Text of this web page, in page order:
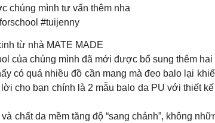
chúng mình tư vấn thêm nha
#tuijenny
từ nhà MATE MADE
của chúng mình đã mới được bổ sung thêm
có quá nhiều đồ cần mang mà đeo balo lại
cho bạn chính là 2 mẫu balo da PU với thiết
chất da mềm tăng độ “sang chảnh”, không